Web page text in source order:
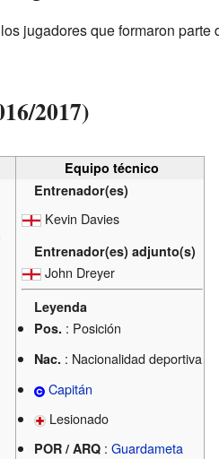
jugadores que formaron parte
2017)
Equipo técnico
Entrenador(es)
Kevin Davies
Entrenador(es) adjunto(s)
John Dreyer
Leyenda
Pos. : Posición
Nac. : Nacionalidad deportiva
Capitán
Lesionado
POR / ARQ: Guardameta